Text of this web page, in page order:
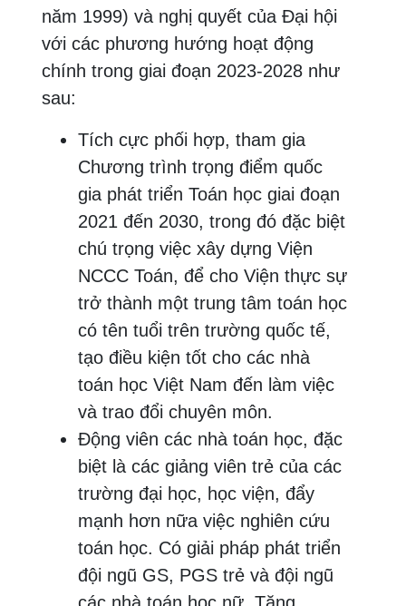
năm 1999) và nghị quyết của Đại hội
với các phương hướng hoạt động
chính trong giai đoạn 2023-2028 như
sau:
Tích cực phối hợp, tham gia
Chương trình trọng điểm quốc
gia phát triển Toán học giai đoạn
2021 đến 2030, trong đó đặc biệt
chú trọng việc xây dựng Viện
NCCC Toán, để cho Viện thực sự
trở thành một trung tâm toán học
có tên tuổi trên trường quốc tế,
tạo điều kiện tốt cho các nhà
toán học Việt Nam đến làm việc
và trao đổi chuyên môn.
Động viên các nhà toán học, đặc
biệt là các giảng viên trẻ của các
trường đại học, học viện, đẩy
mạnh hơn nữa việc nghiên cứu
toán học. Có giải pháp phát triển
đội ngũ GS, PGS trẻ và đội ngũ
các nhà toán học nữ. Tăng